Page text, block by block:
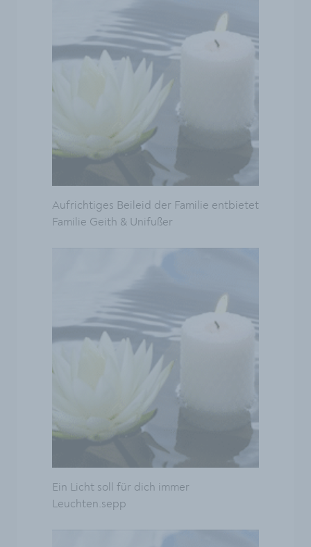
Aufrichtiges Beileid der Familie entbietet
Familie Geith & Unifußer
Ein Licht soll für dich immer
Leuchten.sepp